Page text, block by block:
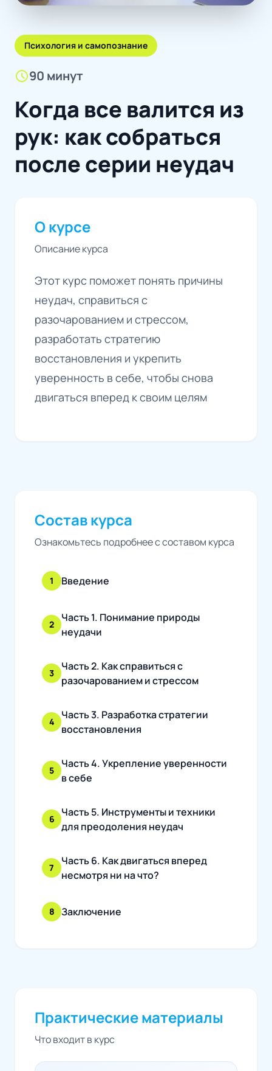
Психология и самопознание
schedule90 минут
Когда все валится из
рук: как собраться
после серии неудач
О курсе
Описание курса
Этот курс поможет понять причины
неудач, справиться с
разочарованием и стрессом,
разработать стратегию
восстановления и укрепить
уверенность в себе, чтобы снова
двигаться вперед к своим целям
Состав курса
Ознакомьтесь подробнее с составом курса
1 Введение
2
Часть 1. Понимание природы
неудачи
3
Часть 2. Как справиться с
разочарованием и стрессом
4
Часть 3. Разработка стратегии
восстановления
5
Часть 4. Укрепление уверенности
в себе
6
Часть 5. Инструменты и техники
для преодоления неудач
7
Часть 6. Как двигаться вперед
несмотря ни на что?
8 Заключение
Практические материалы
Что входит в курс